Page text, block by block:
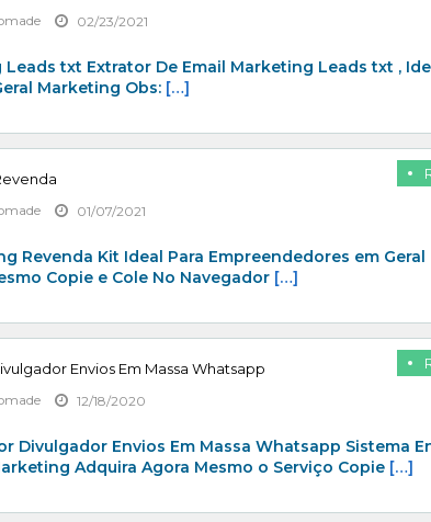
02/23/2021
txt Extrator De Email Marketing Leads txt ,
Marketing Obs: […]
01/07/2021
Revenda Kit Ideal Para Empreendedores em Geral
Copie e Cole No Navegador […]
Envios Em Massa Whatsapp
12/18/2020
Divulgador Envios Em Massa Whatsapp Sistema
Adquira Agora Mesmo o Serviço Copie […]